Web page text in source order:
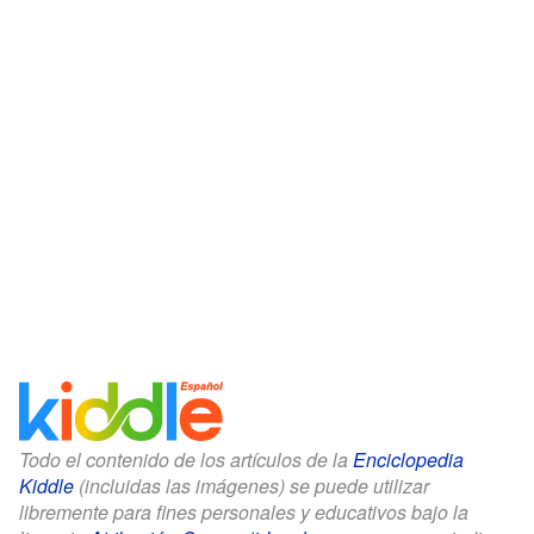
Todo el contenido de los artículos de la Enciclopedia
Kiddle (incluidas las imágenes) se puede utilizar
libremente para fines personales y educativos bajo la